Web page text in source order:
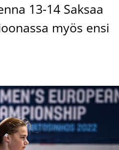
13-14 Saksaa
myös ensi